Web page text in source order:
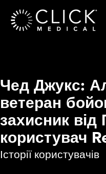
Чед Джукс:
ветеран
захисник
користувач
Історії користувачів